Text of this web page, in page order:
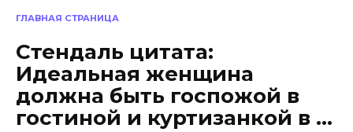
ГЛАВНАЯ СТРАНИЦА
Стендаль цитата:
Идеальная женщина
должна быть госпожой в
гостиной и куртизанкой в …